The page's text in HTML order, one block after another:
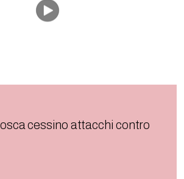
cessino attacchi contro